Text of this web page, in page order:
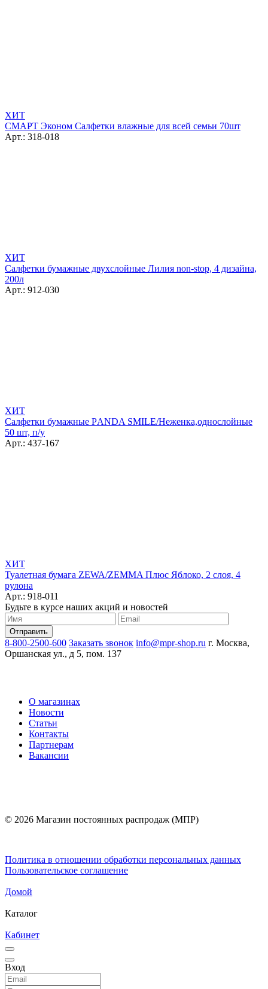
ХИТ
СМАРТ Эконом Салфетки влажные для всей семьи 70шт
Арт.: 318-018
ХИТ
Салфетки бумажные двухслойные Лилия non-stop, 4 дизайна,
200л
Арт.: 912-030
ХИТ
Салфетки бумажные РANDA SMILE/Неженка,однослойные
50 шт, п/у
Арт.: 437-167
ХИТ
Туалетная бумага ZEWA/ZEMMA Плюс Яблоко, 2 слоя, 4
рулона
Арт.: 918-011
Будьте в курсе наших акций и новостей
8-800-2500-600 Заказать звонок info@mpr-shop.ru г. Москва,
Оршанская ул., д 5, пом. 137
О магазинах
Новости
Статьи
Контакты
Партнерам
Вакансии
© 2026 Магазин постоянных распродаж (МПР)
Политика в отношении обработки персональных данных
Пользовательское соглашение
Домой
Каталог
Кабинет
Вход